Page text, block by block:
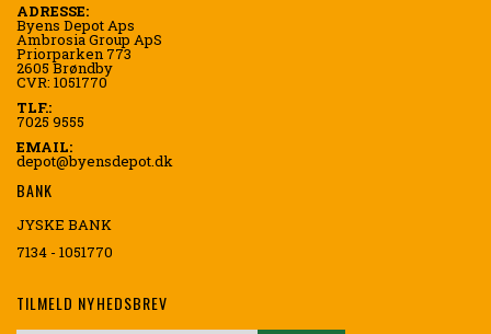
ADRESSE:
Byens Depot Aps
Ambrosia Group ApS
Priorparken 773
2605 Brøndby
CVR: 1051770
TLF.:
7025 9555
EMAIL:
depot@byensdepot.dk
BANK
JYSKE BANK
7134 - 1051770
TILMELD NYHEDSBREV